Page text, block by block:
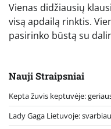
Vienas didžiausių
visą apdailą rinktis.
pasirinko būstą su
Nauji Straipsniai
Kepta žuvis keptuvėje:
Lady Gaga Lietuvoje: